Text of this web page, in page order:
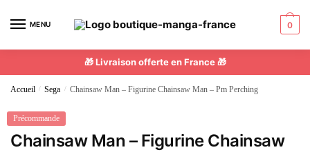
MENU 0
🎁 Livraison offerte en France 🎁
Accueil / Sega / Chainsaw Man – Figurine Chainsaw Man – Pm Perching
Précommande
Chainsaw Man – Figurine Chainsaw